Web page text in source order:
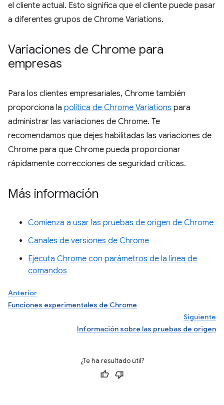
el cliente actual. Esto significa que el cliente puede pasar
a diferentes grupos de Chrome Variations.
Variaciones de Chrome para
empresas
Para los clientes empresariales, Chrome también
proporciona la política de Chrome Variations para
administrar las variaciones de Chrome. Te
recomendamos que dejes habilitadas las variaciones de
Chrome para que Chrome pueda proporcionar
rápidamente correcciones de seguridad críticas.
Más información
Comienza a usar las pruebas de origen de Chrome
Canales de versiones de Chrome
Ejecuta Chrome con parámetros de la línea de
comandos
Anterior
Funciones experimentales de Chrome
Siguiente
Información sobre las pruebas de origen
¿Te ha resultado útil?